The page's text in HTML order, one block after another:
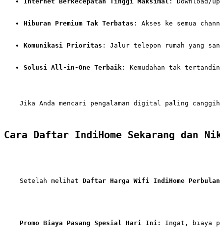
Hiburan Premium Tak Terbatas : Akses ke semua
Komunikasi Prioritas : Jalur telepon rumah yang
Solusi All-in-One Terbaik : Kemudahan tak
Jika Anda mencari pengalaman digital paling
Cara Daftar IndiHome Sekarang dan
    Setelah melihat
Daftar Harga Wifi IndiHome Perbulan
Promo Biaya Pasang Spesial Hari Ini: Ingat, biaya